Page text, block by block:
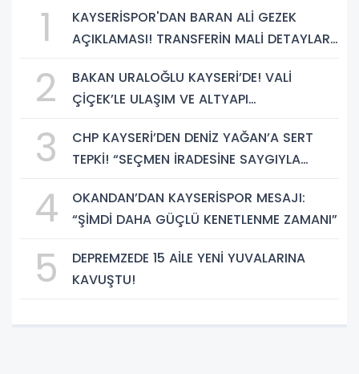
1
KAYSERİSPOR'DAN BARAN ALİ GEZEK
AÇIKLAMASI! TRANSFERİN MALİ DETAYLARI
2
BAKAN URALOĞLU KAYSERİ’DE! VALİ
ÇİÇEK’LE ULAŞIM VE ALTYAPI
3
CHP KAYSERİ’DEN DENİZ YAĞAN’A SERT
TEPKİ! “SEÇMEN İRADESİNE SAYGIYLA
4
OKANDAN’DAN KAYSERİSPOR MESAJI:
“ŞİMDİ DAHA GÜÇLÜ KENETLENME ZAMANI”
5
DEPREMZEDE 15 AİLE YENİ YUVALARINA
KAVUŞTU!